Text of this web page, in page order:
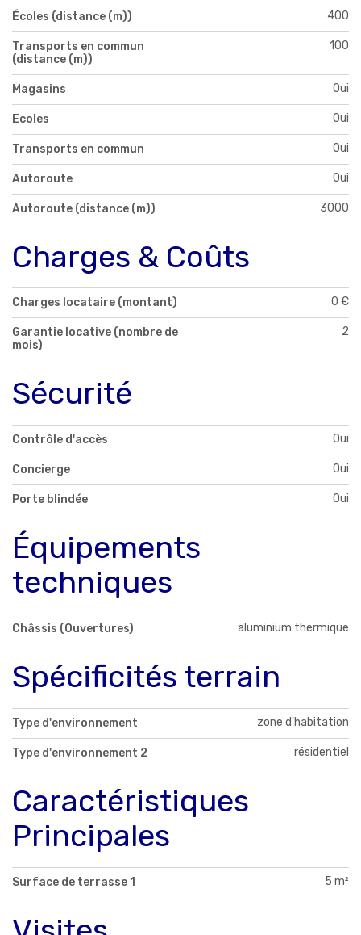
Écoles (distance (m)) 400
Transports en commun
(distance (m))
100
Magasins Oui
Ecoles Oui
Transports en commun Oui
Autoroute Oui
Autoroute (distance (m)) 3000
Charges & Coûts
Charges locataire (montant) 0 €
Garantie locative (nombre de
mois)
2
Sécurité
Contrôle d'accès Oui
Concierge Oui
Porte blindée Oui
Équipements
techniques
Châssis (Ouvertures) aluminium thermique
Spécificités terrain
Type d'environnement zone d'habitation
Type d'environnement 2 résidentiel
Caractéristiques
Principales
Surface de terrasse 1 5 m²